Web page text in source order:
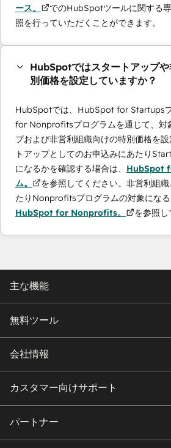
ース。
でのHubSpotツールに関する
照を行っていただくことができます。
HubSpotではスタートアップ
別価格を設定していますか？
HubSpotでは、HubSpot for Startups
for Nonprofitsプログラムを通じて、対
プおよび非営利組織向けの特別価格を
トアップとしてのお申込みにあたり
になるかを確認する場合は、 HubSpot
ム。
を参照してください。非営利組
たりNonprofitsプログラムの対象になる
HubSpot for Nonprofits。
を参照
主な機能
無料ツール
会社情報
カスタマー向けサポート
パートナー